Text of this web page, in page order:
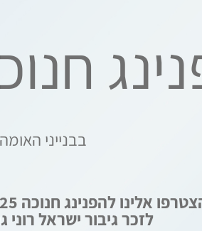
חנוכה
בבנייני האומה
אלינו להפנינג חנוכה 2025 בבנייני האומה!
לזכר גיבור ישראל רוני